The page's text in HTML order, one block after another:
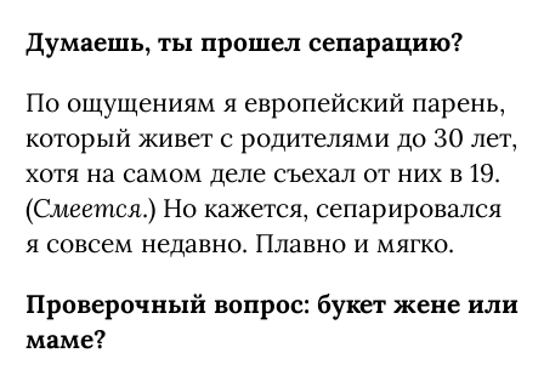
Думаешь, ты прошел сепарацию?
По ощущениям я европейский парень,
который живет с родителями до 30 лет,
хотя на самом деле съехал от них в 19.
(Смеется.) Но кажется, сепарировался
я совсем недавно. Плавно и мягко.
Проверочный вопрос: букет жене или
маме?